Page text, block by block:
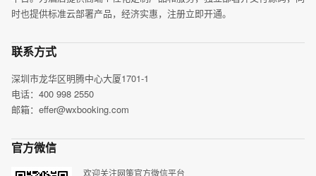
时也提供标准云部署产品，经济实惠，注册立即开通。
联系方式
深圳市龙华区明腾中心大厦1701-1
电话：400 998 2550
邮箱：effer@wxbooking.com
官方微信
欢迎关注网策官方微信平台